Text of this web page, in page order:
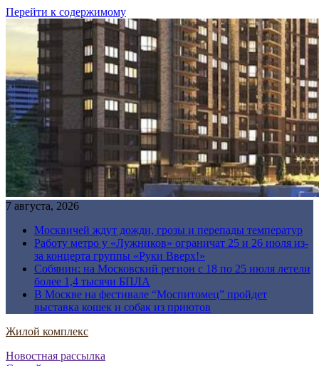
Перейти к содержимому
7 августа, 2026
Москвичей ждут дожди, грозы и перепады температур
Работу метро у «Лужников» ограничат 25 и 26 июля из-
за концерта группы «Руки Вверх!»
Собянин: на Московский регион с 18 по 25 июля летели
более 1,4 тысячи БПЛА
В Москве на фестивале “Моспитомец” пройдет
выставка кошек и собак из приютов
Жилой комплекс
Новостная рассылка